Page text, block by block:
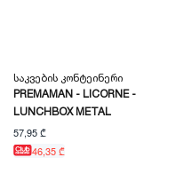
Საკვების Კონტეინერი
PREMAMAN - LICORNE -
LUNCHBOX METAL
57,95 ₾
46,35 ₾